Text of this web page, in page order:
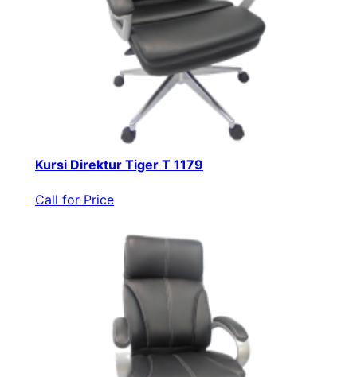
Kursi Direktur Tiger T 1179
Call for Price